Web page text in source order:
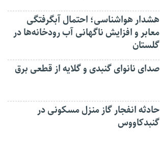
هشدار هواشناسی؛ احتمال آبگرفتگی
معابر و افزایش ناگهانی آب رودخانه‌ها در
گلستان
صدای نانوای گنبدی و گلایه از قطعی برق
حادثه انفجار گاز منزل مسکونی در
گنبدکاووس